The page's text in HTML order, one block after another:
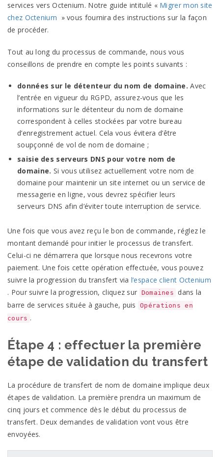
services versOctenium. Notre guide intitulé « Migrer mon site
chez Octenium » vous fournira des instructions sur la façon
de procéder.
Tout au long du processus de commande, nous vous
conseillons de prendre en compte les points suivants :
données sur le détenteur du nom de domaine. Avec
l’entrée en vigueur du RGPD, assurez-vous que les
informations sur le détenteur du nom de domaine
correspondent à celles stockées par votre bureau
d’enregistrement actuel. Cela vous évitera d’être
soupçonné de vol de nom de domaine ;
saisie des serveurs DNS pour votre nom de
domaine. Si vous utilisez actuellement votre nom de
domaine pour maintenir un site internet ou un service de
messagerie en ligne, vous devrez spécifier leurs
serveurs DNS afin d’éviter toute interruption de service.
Une fois que vous avez reçu le bon de commande, réglez le
montant demandé pour initier le processus de transfert.
Celui-ci ne démarrera que lorsque nous recevrons votre
paiement. Une fois cette opération effectuée, vous pouvez
suivre la progression du transfert via l’espace client Octenium
. Pour suivre la progression, cliquez sur Domaines
dans la
barre de services située à gauche, puis
Opérations en
cours .
Étape 4 : effectuer la première
étape de validation du transfert
La procédure de transfert de nom de domaine implique deux
étapes de validation. La première prendra un maximum de
cinq jours et commence dès le début du processus de
transfert. Deux demandes de validation vont vous être
envoyées.